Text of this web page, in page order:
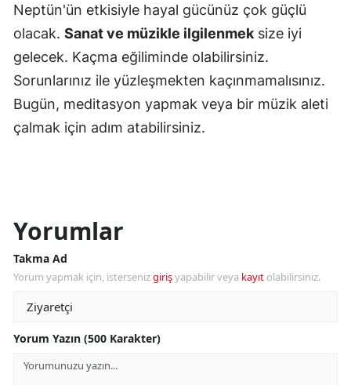
Neptün'ün etkisiyle hayal gücünüz çok güçlü
olacak. Sanat ve müzikle ilgilenmek size iyi
gelecek. Kaçma eğiliminde olabilirsiniz.
Sorunlarınız ile yüzleşmekten kaçınmamalısınız.
Bugün, meditasyon yapmak veya bir müzik aleti
çalmak için adım atabilirsiniz.
Yorumlar
Takma Ad
Yorum yapmak için, istersenizgirişyapabilir veya kayıt olabilirsiniz.
Yorum Yazın (500 Karakter)